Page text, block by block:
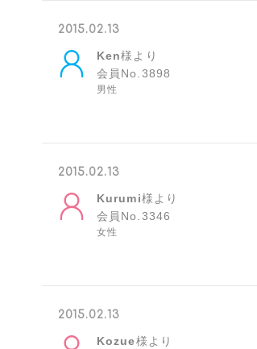
2015.02.13
Ken様より
会員No.3898
男性
2015.02.13
Kurumi様より
会員No.3346
女性
2015.02.13
Kozue様より